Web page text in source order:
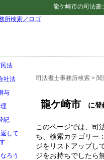
龍ケ崎市の司法書
司法書士事務所検索 > 関
龍ケ崎市 に登
このページでは、司
ち、検索カテゴリー：
ジをリストアップし
ジをお持ちでしたら